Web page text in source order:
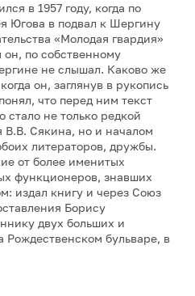
в 1957 году, когда по
Югова в подвал к Шергину
«Молодая гвардия»
по собственному
не слышал. Каково же
он, заглянув в рукопись
что перед ним текст
стало не только редкой
В.В. Сякина, но и началом
литераторов, дружбы.
от более именитых
функционеров, знавших
издал книгу и через Союз
Борису
двух больших и
Рождественском бульваре, в